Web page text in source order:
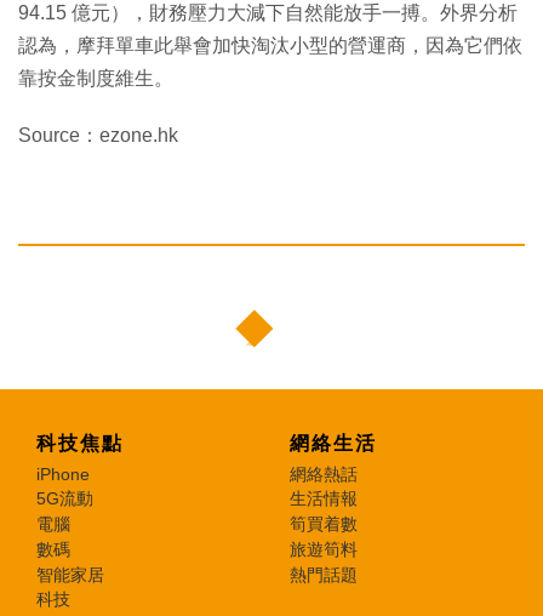
94.15 億元），財務壓力大減下自然能放手一搏。外界分析
認為，摩拜單車此舉會加快淘汰小型的營運商，因為它們依
靠按金制度維生。
Source：ezone.hk
科技焦點
iPhone
5G流動
電腦
數碼
智能家居
科技
網絡生活
網絡熱話
生活情報
筍買着數
旅遊筍料
熱門話題